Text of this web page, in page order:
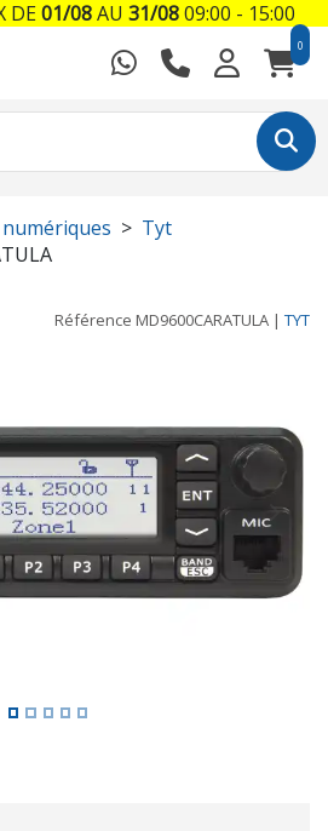
0
Tyt
Référence MD9600CARATULA | TYT
DE01/08AU 31/0809:00 - 15:00